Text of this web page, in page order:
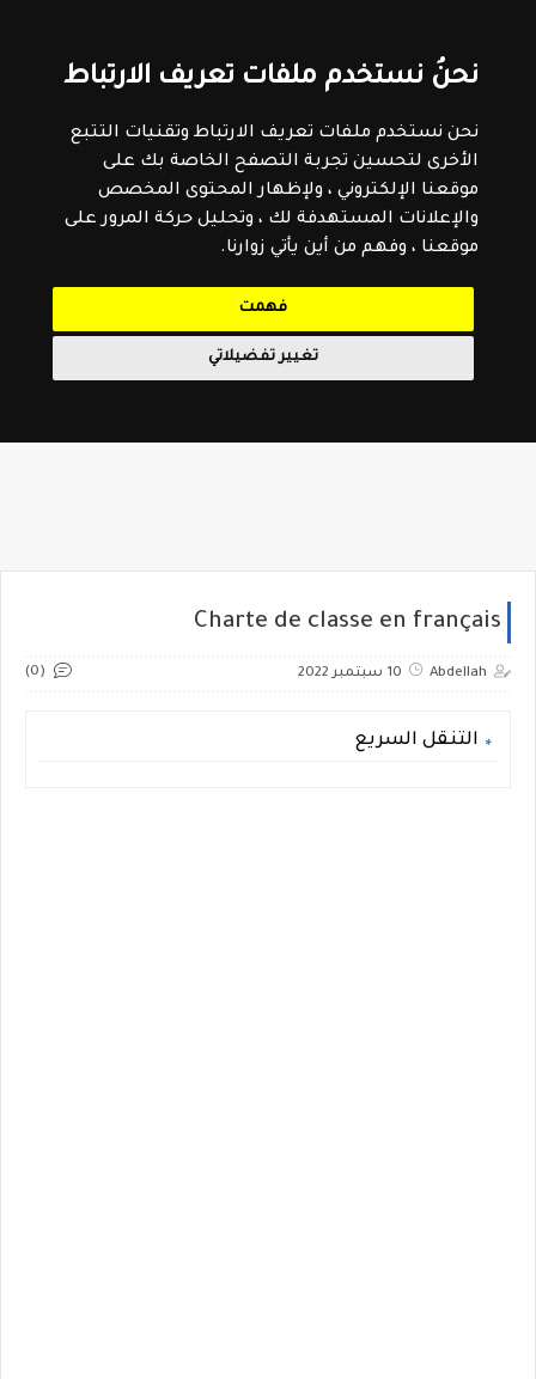
نحنُ نستخدم ملفات تعريف الارتباط
نحن نستخدم ملفات تعريف الارتباط وتقنيات التتبع
الأخرى لتحسين تجربة التصفح الخاصة بك على
موقعنا الإلكتروني ، ولإظهار المحتوى المخصص
والإعلانات المستهدفة لك ، وتحليل حركة المرور على
موقعنا ، وفهم من أين يأتي زوارنا.
فهمت
تغيير تفضيلاتي
Charte de classe en français
Abdellah 10 سبتمبر 2022 (0)
التنقل السريع